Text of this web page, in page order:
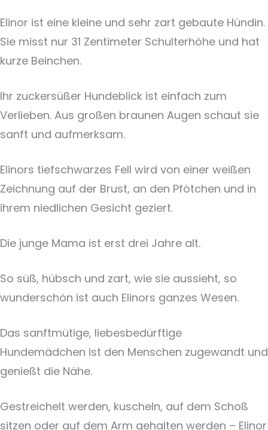
Elinor ist eine kleine und sehr zart gebaute Hündin.
Sie misst nur 31 Zentimeter Schulterhöhe und hat
kurze Beinchen.
Ihr zuckersüßer Hundeblick ist einfach zum
Verlieben. Aus großen braunen Augen schaut sie
sanft und aufmerksam.
Elinors tiefschwarzes Fell wird von einer weißen
Zeichnung auf der Brust, an den Pfötchen und in
ihrem niedlichen Gesicht geziert.
Die junge Mama ist erst drei Jahre alt.
So süß, hübsch und zart, wie sie aussieht, so
wunderschön ist auch Elinors ganzes Wesen.
Das sanftmütige, liebesbedürftige
Hundemädchen ist den Menschen zugewandt und
genießt die Nähe.
Gestreichelt werden, kuscheln, auf dem Schoß
sitzen oder auf dem Arm gehalten werden – Elinor